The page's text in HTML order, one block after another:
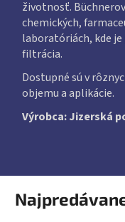
životnosť.
chemických,
laboratóriách, kde
filtrácia.
Dostupné sú v
objemu a aplikácie.
Výrobca: Jizerská